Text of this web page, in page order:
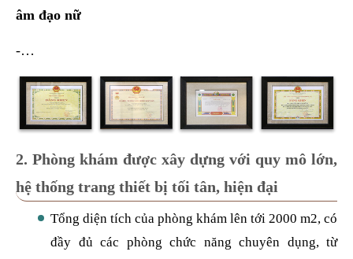
âm đạo nữ
-…
2. Phòng khám được xây dựng với quy mô lớn,
hệ thống trang thiết bị tối tân, hiện đại
Tổng diện tích của phòng khám lên tới 2000 m2, có
đầy đủ các phòng chức năng chuyên dụng, từ